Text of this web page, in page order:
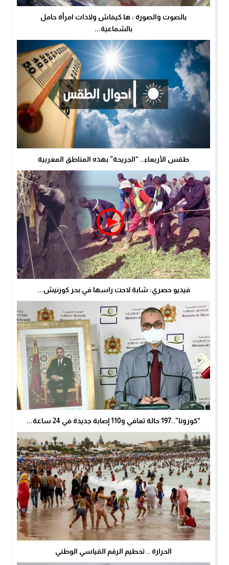
بالصوت والصورة : ها كيفاش ولادات امرأة حامل
بالشماعية...
طقس الأربعاء.. “الجريحة” بهذه المناطق المغربية
فيديو حصري: شابة لاحت راسها في بحر كورنيش...
“كورونا”..197 حالة تعافي و110 إصابة جديدة في 24 ساعة...
الحرارة .. تحطيم الرقم القياسي الوطني